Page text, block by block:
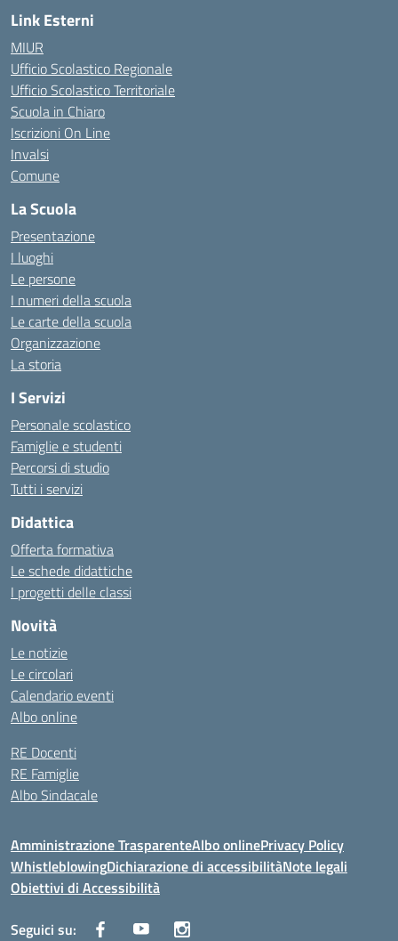
Link Esterni
MIUR
Ufficio Scolastico Regionale
Ufficio Scolastico Territoriale
Scuola in Chiaro
Iscrizioni On Line
Invalsi
Comune
La Scuola
Presentazione
I luoghi
Le persone
I numeri della scuola
Le carte della scuola
Organizzazione
La storia
I Servizi
Personale scolastico
Famiglie e studenti
Percorsi di studio
Tutti i servizi
Didattica
Offerta formativa
Le schede didattiche
I progetti delle classi
Novità
Le notizie
Le circolari
Calendario eventi
Albo online
RE Docenti
RE Famiglie
Albo Sindacale
Amministrazione TrasparenteAlbo onlinePrivacy Policy
WhistleblowingDichiarazione di accessibilitàNote legali
Obiettivi di Accessibilità
Seguici su: